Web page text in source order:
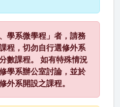
學系微學程」者，請務
程，切勿自行選修外系
數課程。 如有特殊情況
學系辦公室討論，並於
外系開設之課程。